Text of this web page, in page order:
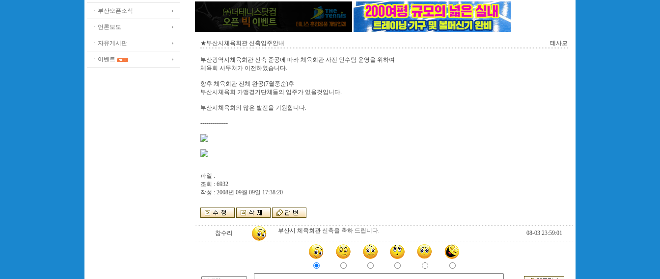
ㆍ부산오픈소식
ㆍ언론보도
ㆍ자유게시판
ㆍ이벤트
★부산시체육회관 신축입주안내 테사모
부산광역시체육회관 신축 준공에 따라 체육회관 사전 인수팀 운영을 위하여
체육회 사무처가 이전하였습니다.
향후 체육회관 전체 완공(7월중순)후
부산시체육회 가맹경기단체들의 입주가 있을것입니다.
부산시체육회의 많은 발전을 기원합니다.
--------------
파일 :
조회 : 6932
작성 : 2008년 09월 09일 17:38:20
참수리 부산시 체육회관 신축을 축하 드립니다. 08-03 23:59:01